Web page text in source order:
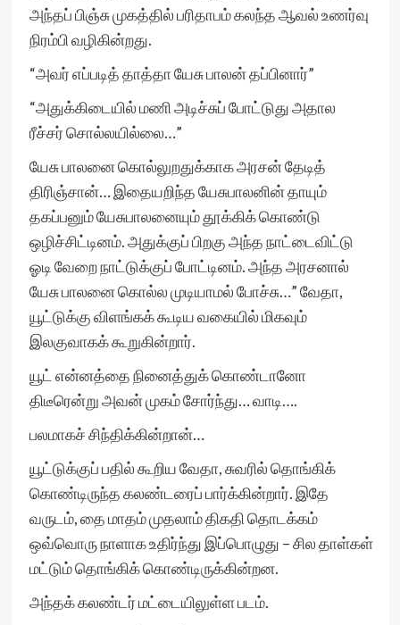
அந்தப் பிஞ்சு முகத்தில் பரிதாபம் கலந்த ஆவல் உணர்வு
நிரம்பி வழிகின்றது.
“அவர் எப்படித் தாத்தா யேசு பாலன் தப்பினார்”
“அதுக்கிடையில் மணி அடிச்சுப் போட்டுது அதால
ரீச்சர் சொல்லயில்லை…”
யேசு பாலனை கொல்லுறதுக்காக அரசன் தேடித்
திரிஞ்சான்… இதையறிந்த யேசுபாலனின் தாயும்
தகப்பனும் யேசுபாலனையும் தூக்கிக் கொண்டு
ஒழிச்சிட்டினம். அதுக்குப் பிறகு அந்த நாட்டைவிட்டு
ஓடி வேறை நாட்டுக்குப் போட்டினம். அந்த அரசனால்
யேசு பாலனை கொல்ல முடியாமல் போச்சு…” வேதா,
யூட்டுக்கு விளங்கக் கூடிய வகையில் மிகவும்
இலகுவாகக் கூறுகின்றார்.
யூட் என்னத்தை நினைத்துக் கொண்டானோ
திடீரென்று அவன் முகம் சோர்ந்து… வாடி….
பலமாகச் சிந்திக்கின்றான்…
யூட்டுக்குப் பதில் கூறிய வேதா, சுவரில் தொங்கிக்
கொண்டிருந்த கலண்டரைப் பார்க்கின்றார். இதே
வருடம், தை மாதம் முதலாம் திகதி தொடக்கம்
ஒவ்வொரு நாளாக உதிர்ந்து இப்பொழுது – சில தாள்கள்
மட்டும் தொங்கிக் கொண்டிருக்கின்றன.
அந்தக் கலண்டர் மட்டையிலுள்ள படம்.